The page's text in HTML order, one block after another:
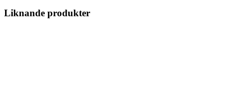
Liknande produkter